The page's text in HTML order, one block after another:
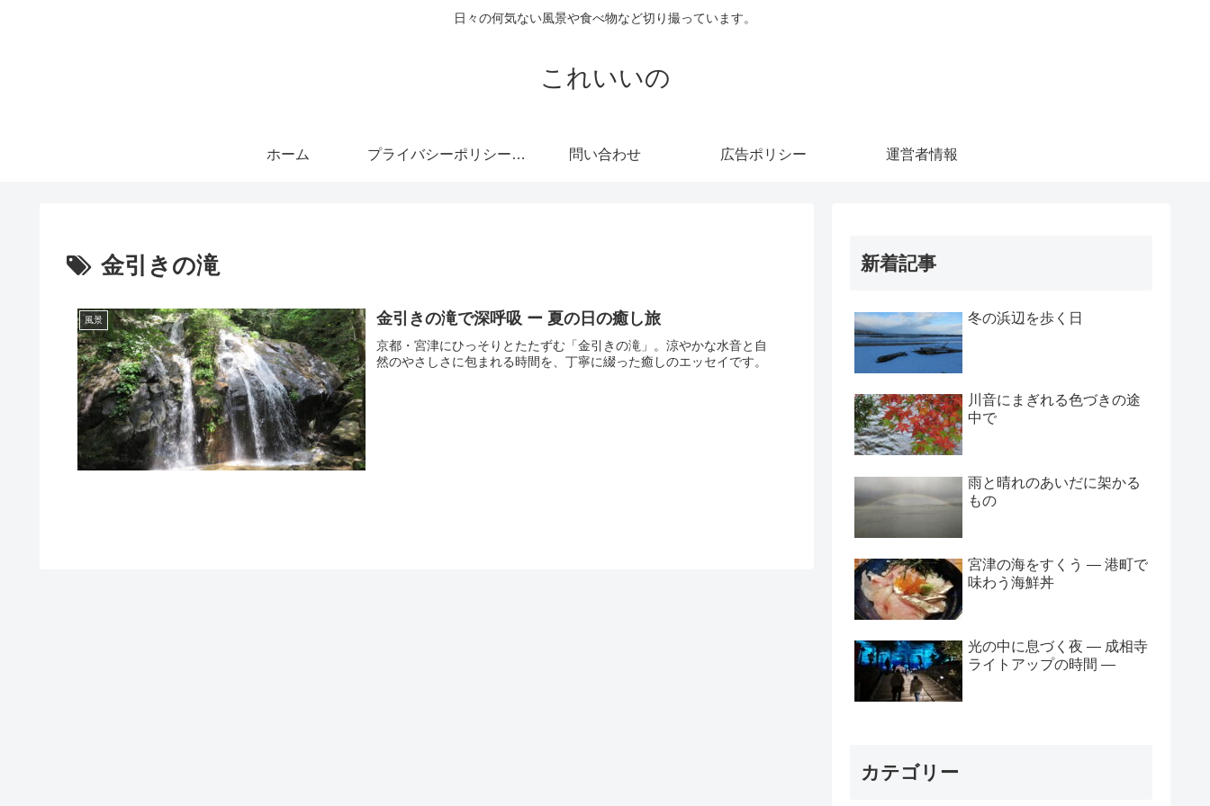
日々の何気ない風景や食べ物など切り撮っています。
これいいの
ホーム プライバシーポリシー・免責事項 問い合わせ 広告ポリシー 運営者情報
金引きの滝
風景 金引きの滝で深呼吸 ー 夏の日の癒し旅
京都・宮津にひっそりとたたずむ「金引きの滝」。涼やかな水音と自
然のやさしさに包まれる時間を、丁寧に綴った癒しのエッセイです。
新着記事
冬の浜辺を歩く日
川音にまぎれる色づきの途
中で
雨と晴れのあいだに架かる
もの
宮津の海をすくう — 港町で
味わう海鮮丼
光の中に息づく夜 ― 成相寺
ライトアップの時間 ―
カテゴリー